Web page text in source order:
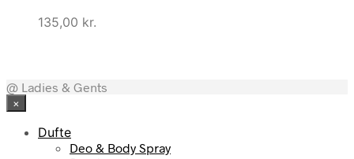
135,00 kr.
@ Ladies & Gents
×
Dufte
Deo & Body Spray